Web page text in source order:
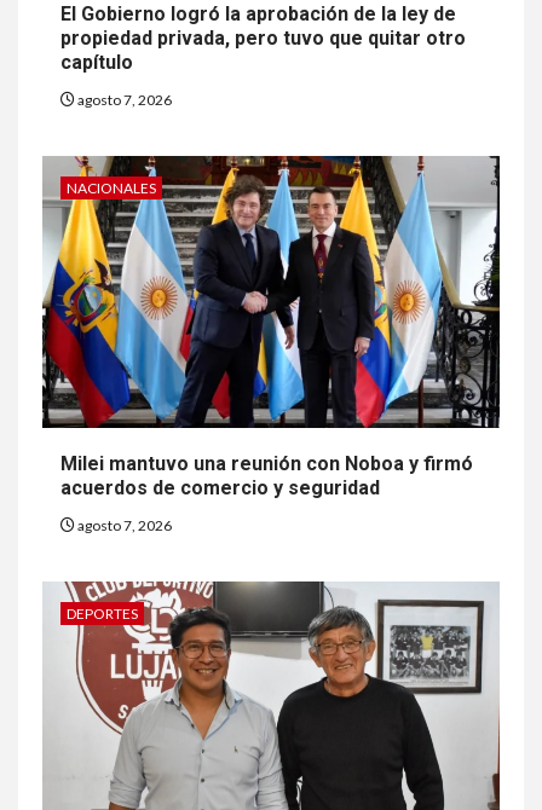
El Gobierno logró la aprobación de la ley de
propiedad privada, pero tuvo que quitar otro
capítulo
agosto 7, 2026
NACIONALES
Milei mantuvo una reunión con Noboa y firmó
acuerdos de comercio y seguridad
agosto 7, 2026
DEPORTES